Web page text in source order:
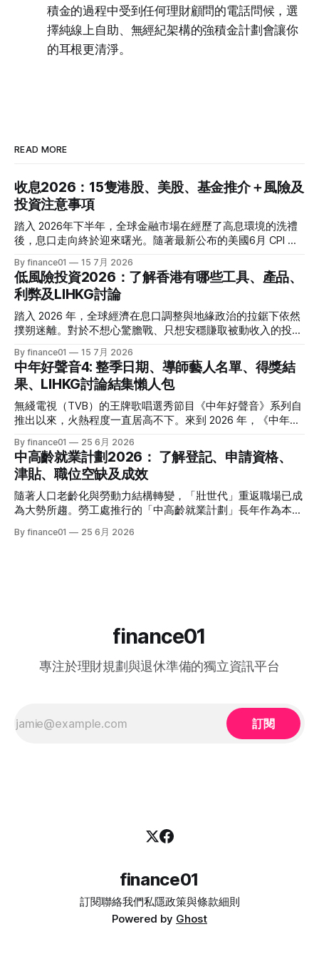
積金的過程中受到任何理財顧問的電話問候，選
擇純線上自助、無經紀架構的強積金計劃會讓你
的耳根更清淨。
READ MORE
收息2026：15隻港股、美股、基金推介＋風險及
投資注意事項
踏入 2026年下半年，全球金融市場在經歷了高息環境的洗禮
後，息口走向終於迎來曙光。隨著最新公布的美國6月 CPI 同
息的預期再度升溫。 當定期存款利率逐漸從高位回落，如何
將資金轉投至能夠產生穩定現金流的收息資產，成為了今年投
資理財的核心課題。本文特別為您搜集 2026 年 7 月最新市場
數據，盤點港股、美股及基金三大領域共 15 隻熱門收息工
具，並深度拆解背後的潛在風險，助您在新一季度穩健收息！
格價與部署，以下先將這 15 隻橫跨港股、美股及基金的明星
收息產品進行系統性匯總： 範疇代號 / 名稱產品性質2026年
估算年化股息率 / 派息率派息頻率核心定位與優勢港股中國移
動 (00941)通訊藍籌6.5% - 6.6%半年配國企巨頭，現金流極
強，兼具防守與增長。港股中國海洋石油 (00883)能源藍籌
5.8% - 6.0%半年配受益於地緣政治與油價，
By finance01 15 7月 2026
低風險投資2026：了解香港有哪些工具、產品、
利弊及LIHKG討論
踏入 2026 年，全球經濟在息口調整與地緣政治的拉鋸下依然
撲朔迷離。對於不想心驚膽戰、只想安穩賺取被動收入的投資
場目前有相當多穩健的防守型工具。本文為大家盤點 2026 年
香港最新主流低風險投資產品，橫向比較其利弊，並揭秘連登
（LIHKG）「財經台」巴打們最真實、最不留情面的毒舌評
價！ 2026年香港熱門低風險投資工具一覽 在香港，低風險投
資主要圍繞「保本」與「高流動性」展開。以下是 2026 年最
受市場歡迎的 5 大產品比較： 投資工具2026年預估年回報率
資金鎖定期適合對象風險等級港元/美元定期存款2.4% - 4.0%1
個月至1年不等追求絕對保本、懶得操作的人⭐ (極低)美國國庫
債券 (T-Bills)4.0% - 4.5%1個月至30年不等懂得用美股 App、
追求比定存更高息的人⭐ (極低) 香港政府零售債券
By finance01 15 7月 2026
中年好聲音4: 整季日期、導師藝人名單、得獎結
果、LIHKG討論結集懶人包
無綫電視（TVB）的王牌歌唱選秀節目《中年好聲音》系列自
推出以來，火熱程度一直居高不下。來到 2026 年，《中年好
了更新穎的賽制，舞台與音響規格全面升級，參賽者的背景更
是臥虎藏龍，由退隱江湖的昔日歌手到各行各業的隱世歌王，
再次掀起全城「追星」與「懷舊」熱潮。 如果你錯過了部分
精彩集數，或者想一氣呵成重溫整季的精華，這篇《中年好聲
音 4》全方位懶人包將為你系統化地盤點整季賽期、星級陣
容、終極結果，並結集連登（LIHKG）討論區最地道的爆笑與
血淚評價！ 《中年好聲音 4》整季賽期與播放時間表 本季
By finance01 25 6月 2026
中高齡就業計劃2026： 了解登記、申請資格、
津貼、職位空缺及成效
隨著人口老齡化與勞動力結構轉變，「壯世代」重返職場已成
為大勢所趨。勞工處推行的「中高齡就業計劃」長年作為本港
企業聘用年長勞動力。本文將為您全面拆解 2026 年最新優化
向聘用中高齡人士的僱主發放誘因（在職培訓津貼），以抵銷
By finance01 25 6月 2026
finance01
專注於理財規劃與退休準備的獨立資訊平台
訂閱
finance01
訂閱聯絡我們私隱政策與條款細則
Powered by Ghost